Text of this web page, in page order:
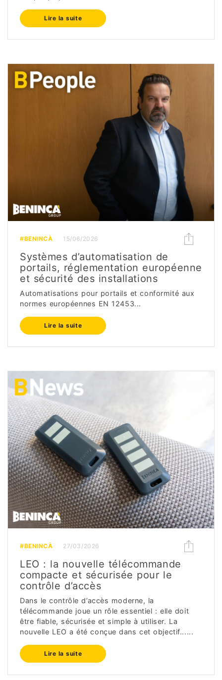
Lire la suite
#BENINCÀ 15/06/2026
Systèmes d’automatisation de
portails, réglementation européenne
et sécurité des installations
Automatisations pour portails et conformité aux
normes européennes EN 12453...
Lire la suite
#BENINCÀ 27/03/2026
LEO : la nouvelle télécommande
compacte et sécurisée pour le
contrôle d’accès
Dans le contrôle d’accès moderne, la
télécommande joue un rôle essentiel : elle doit
être fiable, sécurisée et simple à utiliser. La
nouvelle LEO a été conçue dans cet objectif......
Lire la suite